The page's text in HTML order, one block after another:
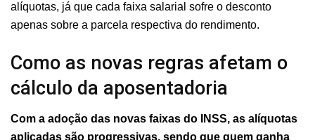
alíquotas, já que cada faixa salarial sofre o desconto
apenas sobre a parcela respectiva do rendimento.
Como as novas regras afetam o
cálculo da aposentadoria
Com a adoção das novas faixas do INSS, as alíquotas
aplicadas são progressivas, sendo que quem ganha